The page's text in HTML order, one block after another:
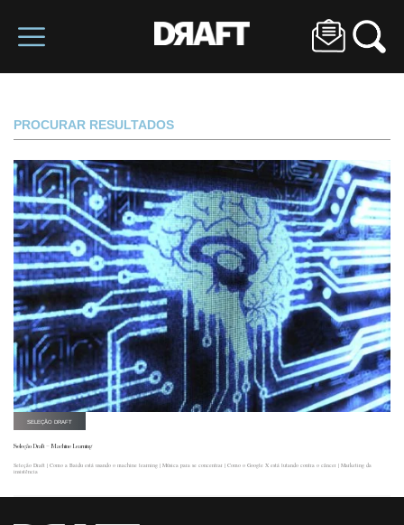
PROCURAR RESULTADOS
SELEÇÃO DRAFT
Seleção Draft – Machine Learning
Seleção Draft | Como a Baidu está usando o machine learning | Música para se concentrar | Como o Google X está lutando contra o câncer | Marketing da
insistência